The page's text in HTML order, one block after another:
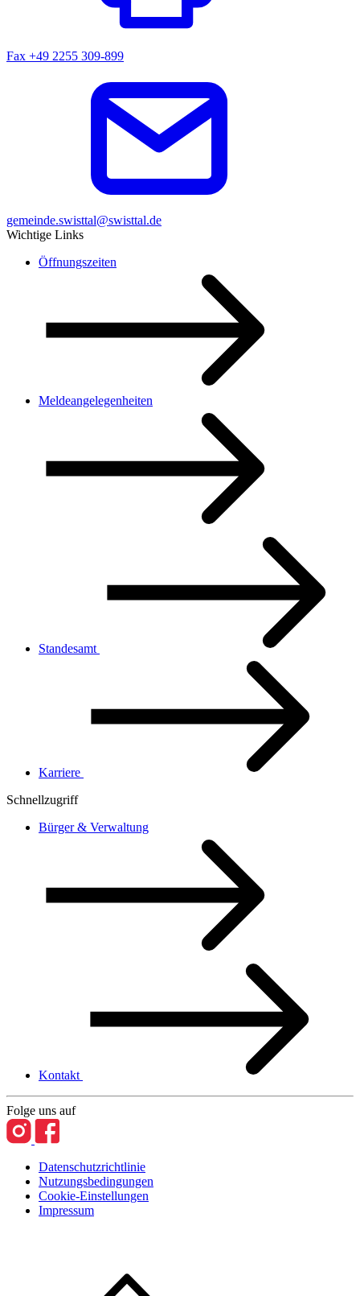
Fax +49 2255 309-899
gemeinde.swisttal@swisttal.de
Wichtige Links
Öffnungszeiten
Meldeangelegenheiten
Standesamt
Karriere
Schnellzugriff
Bürger & Verwaltung
Kontakt
Folge uns auf
Datenschutzrichtlinie
Nutzungsbedingungen
Cookie-Einstellungen
Impressum